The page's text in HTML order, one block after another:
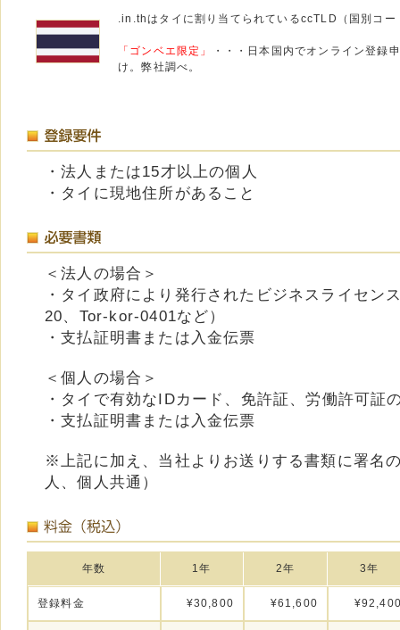
.in.thはタイに割り当てられているccTLD（国別コ
「ゴンベエ限定」
・・・日本国内でオンライン登録
け。弊社調べ。
・法人または15才以上の個人
・タイに現地住所があること
＜法人の場合＞
・タイ政府により発行されたビジネスライセン
20、Tor-kor-0401など）
・支払証明書または入金伝票
＜個人の場合＞
・タイで有効なIDカード、免許証、労働許可証
・支払証明書または入金伝票
※上記に加え、当社よりお送りする書類に署名
人、個人共通）
年数 1年 2年 3年
登録料金 ¥30,800 ¥61,600